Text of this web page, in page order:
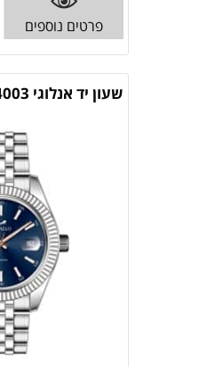
פרטים נוספים
שעון יד אנלוגי CAVALLO Cw184003